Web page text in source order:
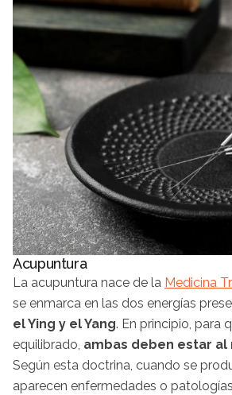
Acupuntura
La acupuntura nace de la Medicina
se enmarca en las dos energías
el Ying y el Yang. En principio, para
equilibrado, ambas deben estar al
Según esta doctrina, cuando se
aparecen enfermedades o